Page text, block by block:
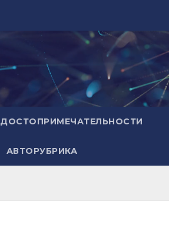
ДОСТОПРИМЕЧАТЕЛЬНОСТИ
АВТОРУБРИКА